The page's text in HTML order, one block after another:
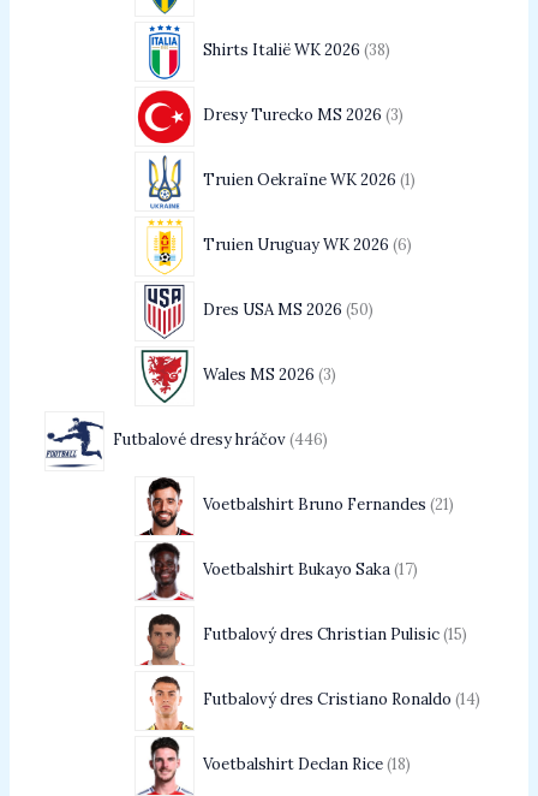
Shirts Italië WK 2026 38
Dresy Turecko MS 2026 3
Truien Oekraïne WK 2026 1
Truien Uruguay WK 2026 6
Dres USA MS 2026 50
Wales MS 2026 3
Futbalové dresy hráčov 446
Voetbalshirt Bruno Fernandes 21
Voetbalshirt Bukayo Saka 17
Futbalový dres Christian Pulisic 15
Futbalový dres Cristiano Ronaldo 14
Voetbalshirt Declan Rice 18